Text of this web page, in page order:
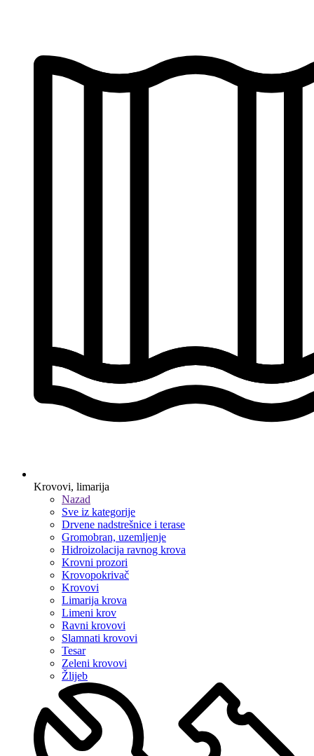
Krovovi, limarija
Nazad
Sve iz kategorije
Drvene nadstrešnice i terase
Gromobran, uzemljenje
Hidroizolacija ravnog krova
Krovni prozori
Krovopokrivač
Krovovi
Limarija krova
Limeni krov
Ravni krovovi
Slamnati krovovi
Tesar
Zeleni krovovi
Žlijeb